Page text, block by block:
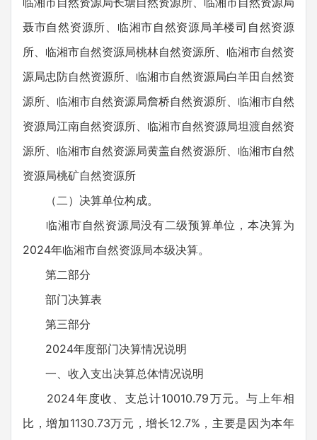
聂市自然资源所、临湘市自然资源局羊楼司自然资源
所、临湘市自然资源局桃林自然资源所、临湘市自然资
源局忠防自然资源所、临湘市自然资源局白羊田自然资
源所、临湘市自然资源局詹桥自然资源所、临湘市自然
资源局江南自然资源所、临湘市自然资源局坦渡自然资
源所、临湘市自然资源局黄盖自然资源所、临湘市自然
资源局桃矿自然资源所
（二）决算单位构成。
临湘市自然资源局没有二级预算单位，本决算为
2024年临湘市自然资源局本级决算。
第二部分
部门决算表
第三部分
2024年度部门决算情况说明
一、收入支出决算总体情况说明
2024年度收、支总计10010.79万元。与上年相
比，增加1130.73万元，增长12.7%，主要是因为本年